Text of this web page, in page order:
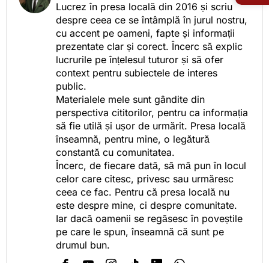
Lucrez în presa locală din 2016 și scriu
despre ceea ce se întâmplă în jurul nostru,
cu accent pe oameni, fapte și informații
prezentate clar și corect. Încerc să explic
lucrurile pe înțelesul tuturor și să ofer
context pentru subiectele de interes
public.
Materialele mele sunt gândite din
perspectiva cititorilor, pentru ca informația
să fie utilă și ușor de urmărit. Presa locală
înseamnă, pentru mine, o legătură
constantă cu comunitatea.
Încerc, de fiecare dată, să mă pun în locul
celor care citesc, privesc sau urmăresc
ceea ce fac. Pentru că presa locală nu
este despre mine, ci despre comunitate.
Iar dacă oamenii se regăsesc în poveștile
pe care le spun, înseamnă că sunt pe
drumul bun.